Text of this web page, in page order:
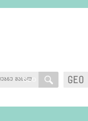
GEO
GEO